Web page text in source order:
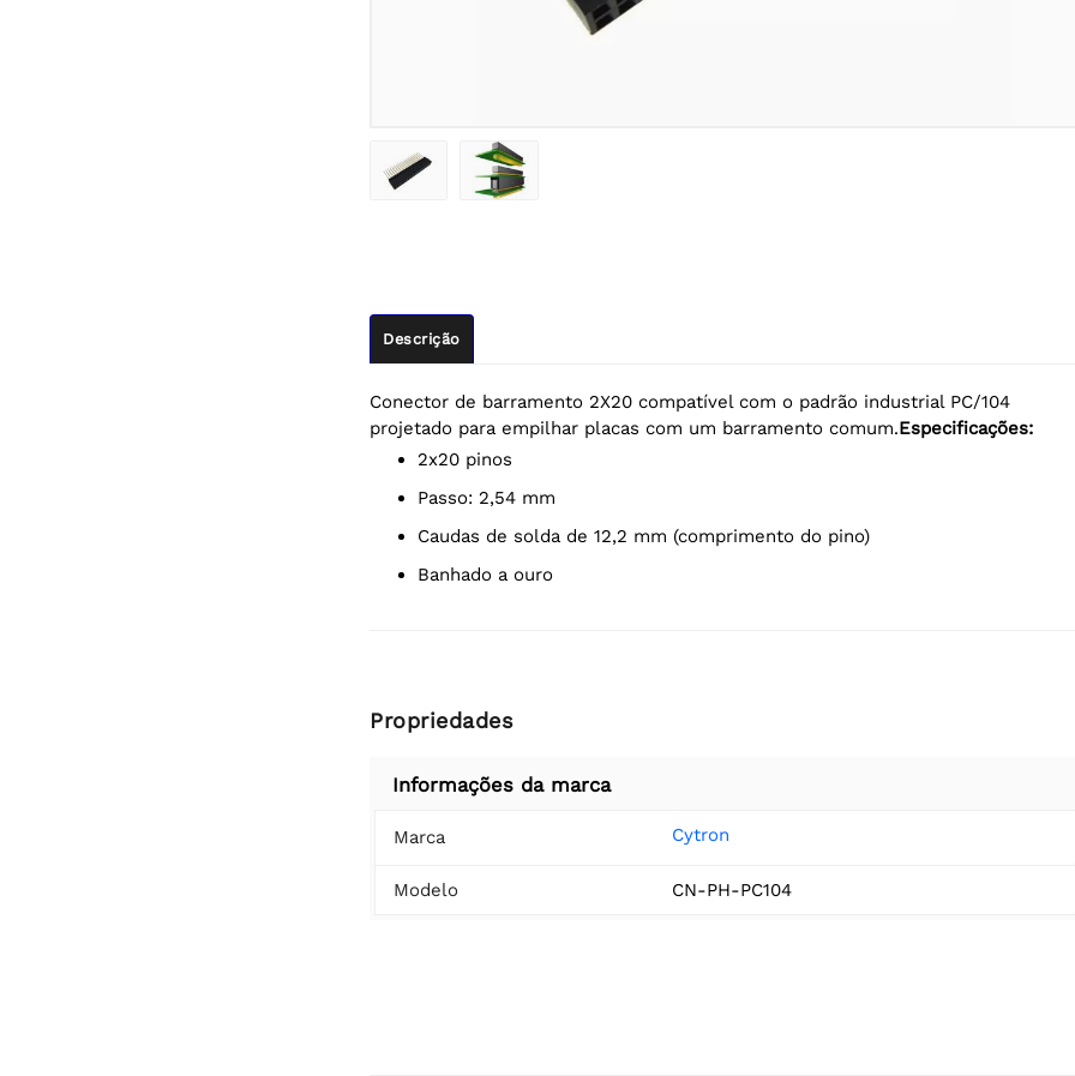
Descrição
Conector de barramento 2X20 compatível com o padrão industrial PC/104
projetado para empilhar placas com um barramento comum.Especificações:
2x20 pinos
Passo: 2,54 mm
Caudas de solda de 12,2 mm (comprimento do pino)
Banhado a ouro
Propriedades
Informações da marca
Marca Cytron
Modelo CN-PH-PC104